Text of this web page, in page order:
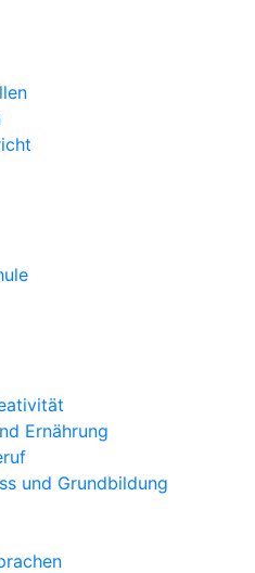
Ernährung
und Grundbildung